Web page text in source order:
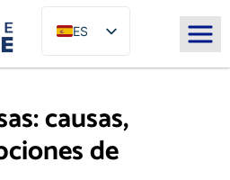
ES
EN
causas,
de